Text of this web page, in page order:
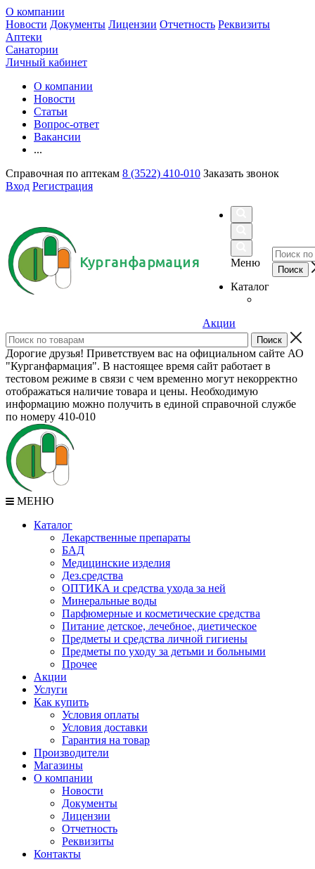
О компании
Новости Документы Лицензии Отчетность Реквизиты
Аптеки
Санатории
Личный кабинет
О компании
Новости
Статьи
Вопрос-ответ
Вакансии
...
Справочная по аптекам 8 (3522) 410-010 Заказать звонок
Вход Регистрация
Курганфармация
Меню
Каталог
Акции
Дорогие друзья! Приветствуем вас на официальном сайте АО
"Курганфармация". В настоящее время сайт работает в
тестовом режиме в связи с чем временно могут некорректно
отображаться наличие товара и цены. Необходимую
информацию можно получить в единой справочной службе
по номеру 410-010
МЕНЮ
Каталог
Лекарственные препараты
БАД
Медицинские изделия
Дез.средства
ОПТИКА и средства ухода за ней
Минеральные воды
Парфюмерные и косметические средства
Питание детское, лечебное, диетическое
Предметы и средства личной гигиены
Предметы по уходу за детьми и больными
Прочее
Акции
Услуги
Как купить
Условия оплаты
Условия доставки
Гарантия на товар
Производители
Магазины
О компании
Новости
Документы
Лицензии
Отчетность
Реквизиты
Контакты